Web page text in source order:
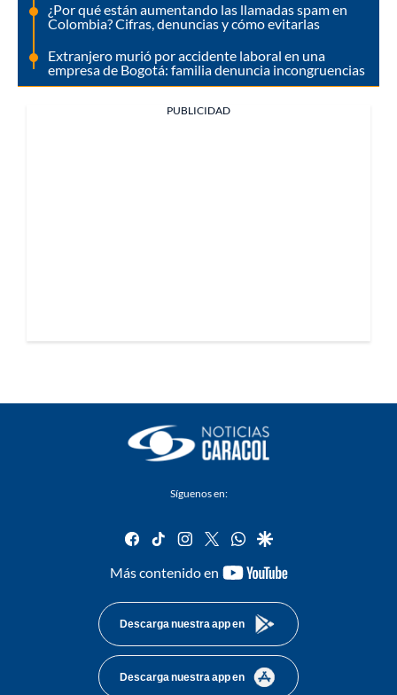
¿Por qué están aumentando las llamadas spam en
Colombia? Cifras, denuncias y cómo evitarlas
Extranjero murió por accidente laboral en una
empresa de Bogotá: familia denuncia incongruencias
PUBLICIDAD
Síguenos en:
facebook
tiktok instagram
twitterwhatsapp
google
Más contenido en
youtube-
Descarga nuestra app en
Descarga nuestra app en